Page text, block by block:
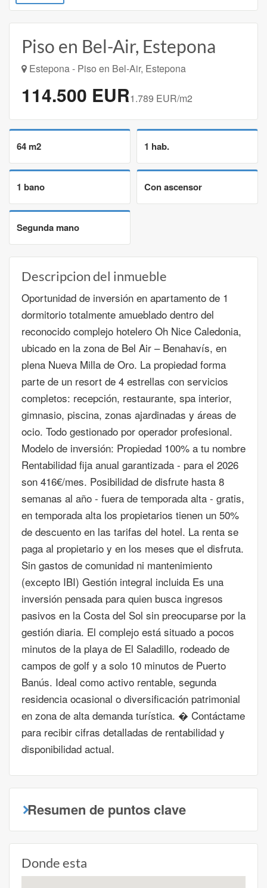
Piso en Bel-Air, Estepona
Estepona - Piso en Bel-Air, Estepona
114.500 EUR1.789 EUR/m2
64 m2 1 hab.
1 bano Con ascensor
Segunda mano
Descripcion del inmueble
Oportunidad de inversión en apartamento de 1
dormitorio totalmente amueblado dentro del
reconocido complejo hotelero Oh Nice Caledonia,
ubicado en la zona de Bel Air – Benahavís, en
plena Nueva Milla de Oro. La propiedad forma
parte de un resort de 4 estrellas con servicios
completos: recepción, restaurante, spa interior,
gimnasio, piscina, zonas ajardinadas y áreas de
ocio. Todo gestionado por operador profesional.
Modelo de inversión: Propiedad 100% a tu nombre
Rentabilidad fija anual garantizada - para el 2026
son 416€/mes. Posibilidad de disfrute hasta 8
semanas al año - fuera de temporada alta - gratis,
en temporada alta los propietarios tienen un 50%
de descuento en las tarifas del hotel. La renta se
paga al propietario y en los meses que el disfruta.
Sin gastos de comunidad ni mantenimiento
(excepto IBI) Gestión integral incluida Es una
inversión pensada para quien busca ingresos
pasivos en la Costa del Sol sin preocuparse por la
gestión diaria. El complejo está situado a pocos
minutos de la playa de El Saladillo, rodeado de
campos de golf y a solo 10 minutos de Puerto
Banús. Ideal como activo rentable, segunda
residencia ocasional o diversificación patrimonial
en zona de alta demanda turística. � Contáctame
para recibir cifras detalladas de rentabilidad y
disponibilidad actual.
Resumen de puntos clave
Donde esta